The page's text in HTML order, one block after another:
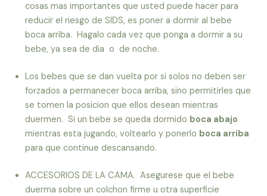
cosas mas importantes que usted puede hacer para
reducir el riesgo de SIDS, es poner a dormir al bebe
boca arriba. Hagalo cada vez que ponga a dormir a su
bebe, ya sea de dia o de noche.
Los bebes que se dan vuelta por si solos no deben ser
forzados a permanecer boca arriba, sino permitirles que
se tomen la posicion que ellos desean mientras
duermen. Si un bebe se queda dormido boca abajo
mientras esta jugando, voltearlo y ponerlo boca arriba
para que continue descansando.
ACCESORIOS DE LA CAMA. Asegurese que el bebe
duerma sobre un colchon firme u otra superficie